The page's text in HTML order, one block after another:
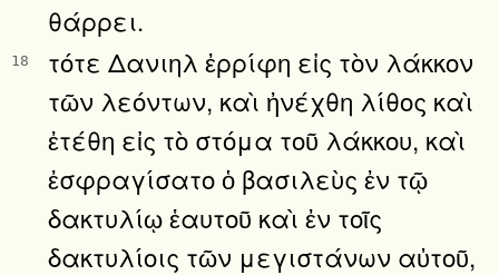
θάρρει.
18
τότε Δανιηλ ἐρρίφη εἰς τὸν λάκκον
τῶν λεόντων, καὶ ἠνέχθη λίθος καὶ
ἐτέθη εἰς τὸ στόμα τοῦ λάκκου, καὶ
ἐσφραγίσατο ὁ βασιλεὺς ἐν τῷ
δακτυλίῳ ἑαυτοῦ καὶ ἐν τοῖς
δακτυλίοις τῶν μεγιστάνων αὐτοῦ,